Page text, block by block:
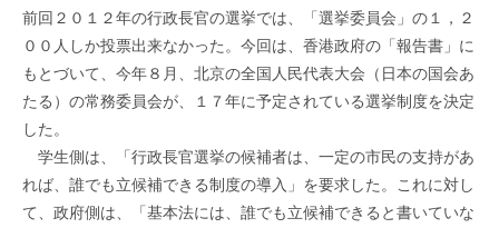
前回２０１２年の行政長官の選挙では、「選挙委員会」の１，２
００人しか投票出来なかった。今回は、香港政府の「報告書」に
もとづいて、今年８月、北京の全国人民代表大会（日本の国会あ
たる）の常務委員会が、１７年に予定されている選挙制度を決定
した。
学生側は、「行政長官選挙の候補者は、一定の市民の支持があ
れば、誰でも立候補できる制度の導入」を要求した。これに対し
て、政府側は、「基本法には、誰でも立候補できると書いていな